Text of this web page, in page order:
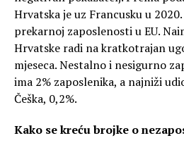
Hrvatska je uz Francusku u
prekarnoj zaposlenosti u EU.
Hrvatske radi na kratkotrajan
mjeseca. Nestalno i nesigurno
ima 2% zaposlenika, a najniži
Češka, 0,2%.
Kako se kreću brojke o